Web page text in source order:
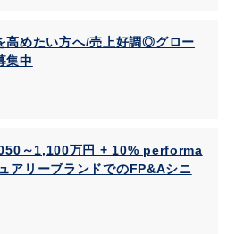
高めたい方へ/売上好調◎グロー
集中
～1,100万円 + 10% performa
アリーブランドでのFP&Aシニ